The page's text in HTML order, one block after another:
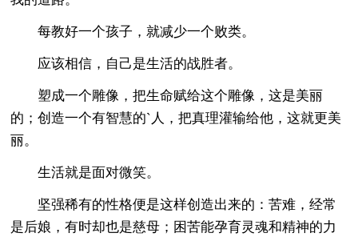
每教好一个孩子，就减少一个败类。
应该相信，自己是生活的战胜者。
塑成一个雕像，把生命赋给这个雕像，这是美丽
的；创造一个有智慧的`人，把真理灌输给他，这就更美
丽。
生活就是面对微笑。
坚强稀有的性格便是这样创造出来的：苦难，经常
是后娘，有时却也是慈母；困苦能孕育灵魂和精神的力